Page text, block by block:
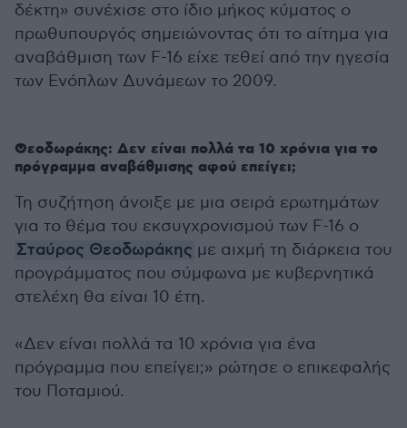
δέκτη» συνέχισε στο ίδιο μήκος κύματος ο
πρωθυπουργός σημειώνοντας ότι το αίτημα για
αναβάθμιση των F-16 είχε τεθεί από την ηγεσία
των Ενόπλων Δυνάμεων το 2009.
Θεοδωράκης: Δεν είναι πολλά τα 10 χρόνια για το
πρόγραμμα αναβάθμισης αφού επείγει;
Τη συζήτηση άνοιξε με μια σειρά ερωτημάτων
για το θέμα του εκσυγχρονισμού των F-16 ο
Σταύρος Θεοδωράκης με αιχμή τη διάρκεια του
προγράμματος που σύμφωνα με κυβερνητικά
στελέχη θα είναι 10 έτη.
«Δεν είναι πολλά τα 10 χρόνια για ένα
πρόγραμμα που επείγει;» ρώτησε ο επικεφαλής
του Ποταμιού.